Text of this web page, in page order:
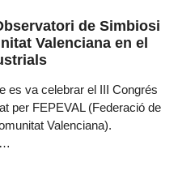
de Simbiosi
Valenciana en el
es va celebrar el III Congrés
per FEPEVAL (Federació de
Valenciana).